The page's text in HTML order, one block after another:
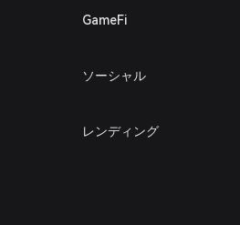
GameFi
ソーシャル
レンディング